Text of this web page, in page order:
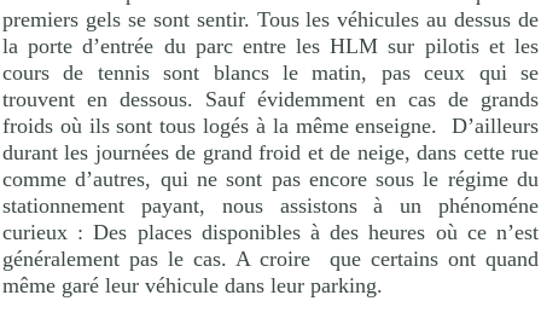
premiers gels se sont sentir. Tous les véhicules au dessus de
la porte d’entrée du parc entre les HLM sur pilotis et les
cours de tennis sont blancs le matin, pas ceux qui se
trouvent en dessous. Sauf évidemment en cas de grands
froids où ils sont tous logés à la même enseigne.
D’ailleurs
durant les journées de grand froid et de neige, dans cette rue
comme d’autres, qui ne sont pas encore sous le régime du
stationnement payant, nous assistons à un phénoméne
curieux : Des places disponibles à des heures où ce n’est
généralement pas le cas. A croire
que certains ont quand
même garé leur véhicule dans leur parking.